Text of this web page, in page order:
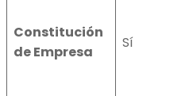
Constitución
de Empresa
Sí